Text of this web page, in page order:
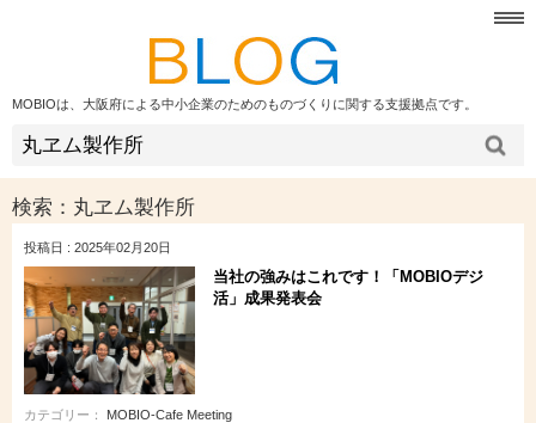
MOBIOは、大阪府による中小企業のためのものづくりに関する支援拠点です。
検索： 丸ヱム製作所
投稿日 : 2025年02月20日
当社の強みはこれです！「MOBIOデジ
活」成果発表会
カテゴリー： MOBIO-Cafe Meeting